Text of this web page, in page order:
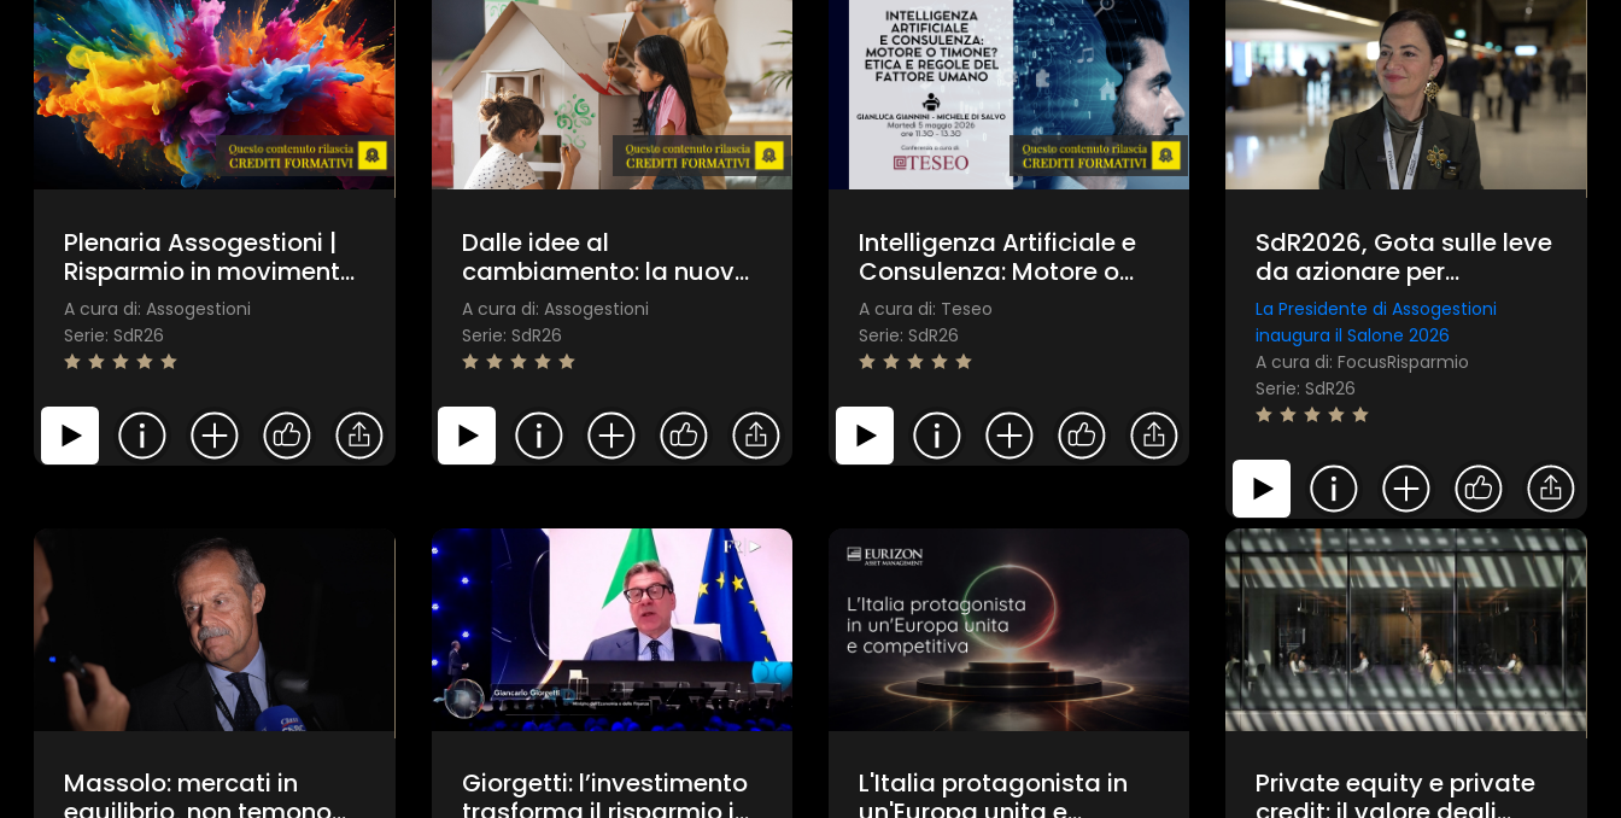
Plenaria Assogestioni |
Risparmio in movimento.
Attivare la liquidità,
accelerare la crescita
A cura di: Assogestioni
Serie: SdR26
Dalle idee al
cambiamento: la nuova
previdenza
complementare
A cura di: Assogestioni
Serie: SdR26
Intelligenza Artificiale e
Consulenza: Motore o
Timone? Etica e Regole
del Fattore Umano
A cura di: Teseo
Serie: SdR26
SdR2026, Gota sulle leve
da azionare per
supportare imprese e
previdenza
La Presidente di Assogestioni
inaugura il Salone 2026
A cura di: FocusRisparmio
Serie: SdR26
Massolo: mercati in
Giorgetti: l’investimento
L'Italia protagonista in
Private equity e private
5 stars
4 stars
3 stars
2 stars
1 star
Invia